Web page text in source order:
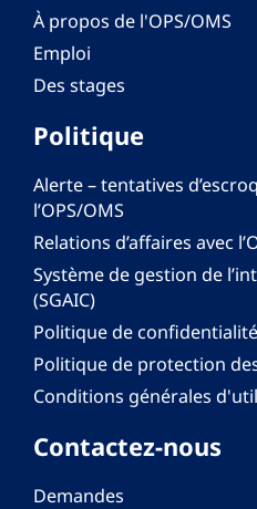
À propos de l'OPS/OMS
Emploi
Des stages
Politique
Alerte – tentatives
l’OPS/OMS
Relations d’affaires avec
Système de gestion de
(SGAIC)
Politique de confidentialité
Politique de protection
Conditions générales
Contactez-nous
Demandes